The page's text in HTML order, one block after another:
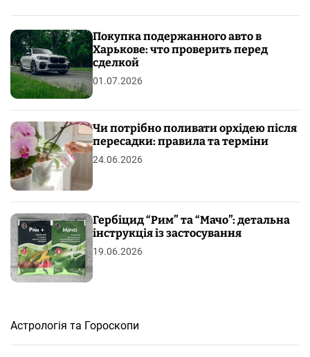
Покупка подержанного авто в
Харькове: что проверить перед
сделкой
01.07.2026
Чи потрібно поливати орхідею після
пересадки: правила та терміни
24.06.2026
Гербіцид “Рим” та “Мачо”: детальна
інструкція із застосування
19.06.2026
Астрологія та Гороскопи